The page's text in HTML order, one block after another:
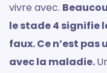
vivre avec.
le stade 4 signifie
faux. Ce n’est pas
avec la maladie.